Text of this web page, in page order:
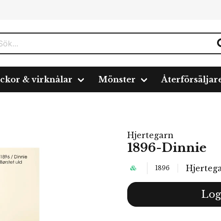
& virknålar Mönster
Hjertegarn
1896-Dinnie
1896